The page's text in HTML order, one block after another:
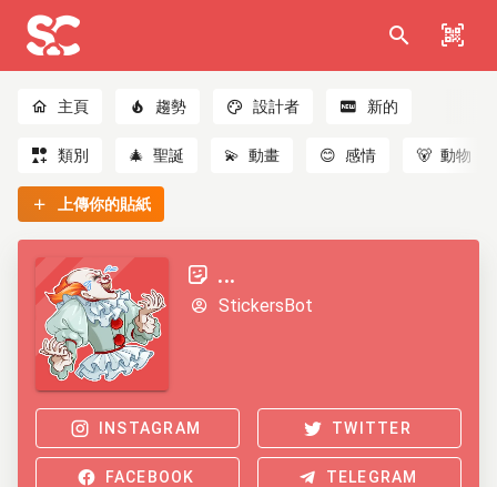
主頁 趨勢 設計者 新的
類別 🎄 聖誕 💫 動畫 😊 感情 🐻 動物
上傳你的貼紙
...
StickersBot
INSTAGRAM TWITTER
FACEBOOK TELEGRAM